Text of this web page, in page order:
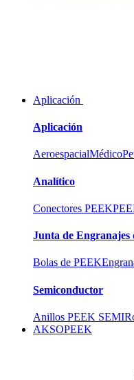
Aplicación
Aplicación
AeroespacialMédico
Analítico
Conectores PEEK
Junta de Engranajes
Bolas de PEEK
Semiconductor
Anillos PEEK SEMI
AKSOPEEK